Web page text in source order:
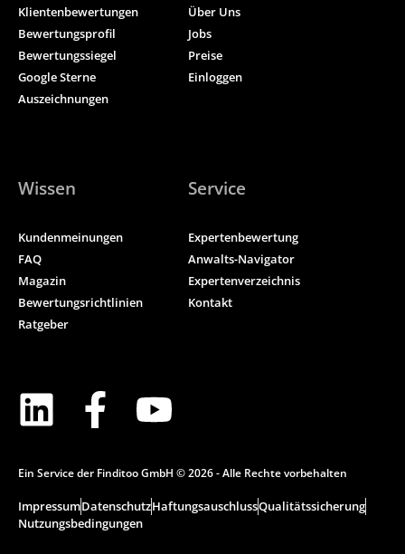
Klientenbewertungen
Bewertungsprofil
Bewertungssiegel
Google Sterne
Auszeichnungen
Über Uns
Jobs
Preise
Einloggen
Wissen
Kundenmeinungen
FAQ
Magazin
Bewertungsrichtlinien
Ratgeber
Service
Expertenbewertung
Anwalts-Navigator
Expertenverzeichnis
Kontakt
Ein Service der Finditoo GmbH © 2026 - Alle Rechte vorbehalten
ImpressumDatenschutzHaftungsauschlussQualitätssicherung
Nutzungsbedingungen